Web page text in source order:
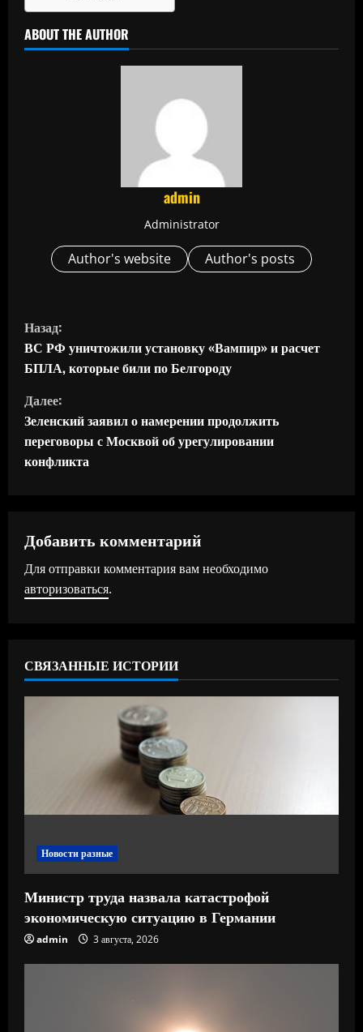
ABOUT THE AUTHOR
admin
Administrator
Author's website Author's posts
П
р
о
д
о
и
т
ч
т
Назад:
ВС РФ уничтожили установку «Вампир» и расчет
БПЛА, которые били по Белгороду
Далее:
Зеленский заявил о намерении продолжить
переговоры с Москвой об урегулировании
конфликта
Добавить комментарий
Для отправки комментария вам необходимо
авторизоваться.
СВЯЗАННЫЕ ИСТОРИИ
Новости разные
Министр труда назвала катастрофой
экономическую ситуацию в Германии
admin 3 августа, 2026